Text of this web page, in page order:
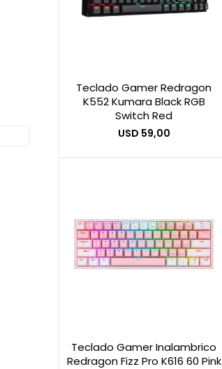
Teclado Gamer Redragon
K552 Kumara Black RGB
Switch Red
USD 59,00
Teclado Gamer Inalambrico
Redragon Fizz Pro K616 60 Pink